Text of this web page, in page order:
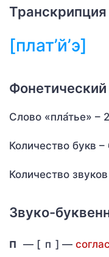
Транскрипция
[плат’й’э]
Фонетический
Слово «пла́тье» –
Количество букв –
Количество
Звуко-
п — [ п ] —